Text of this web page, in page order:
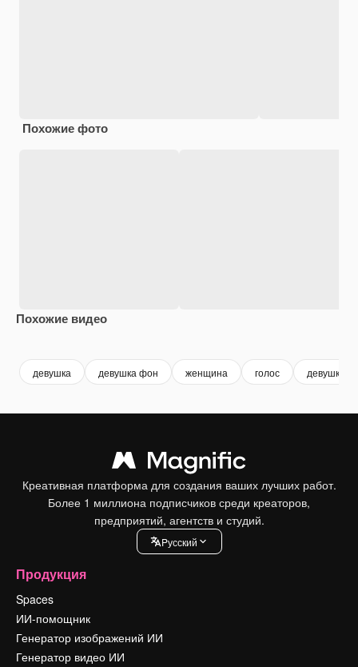
Похожие фото
Похожие видео
девушка девушка фон женщина голос девушка
Креативная платформа для создания ваших лучших работ.
Более 1 миллиона подписчиков среди креаторов,
предприятий, агентств и студий.
Pусский
Продукция
Spaces
ИИ-помощник
Генератор изображений ИИ
Генератор видео ИИ